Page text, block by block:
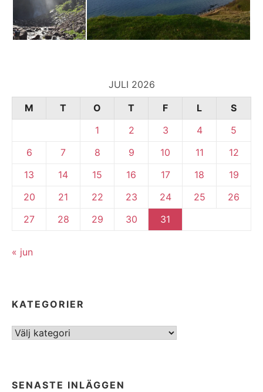
JULI 2026
M
T O T F L
S
1
2 3 4
5
6
7 8 9 10 11
12
13
14 15 16 17 18
19
20
21 22 23 24 25
26
27
28 29 30 31
« jun
KATEGORIER
Kategorier
SENASTE INLÄGGEN